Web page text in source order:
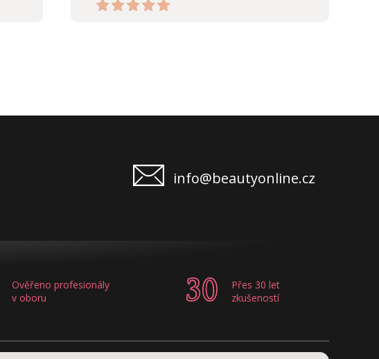
info@beautyonline.cz
Ověřeno profesionály
v oboru
Přes 30 let
zkušeností